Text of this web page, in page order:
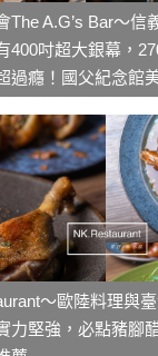
The A.G’s Bar～信
400吋超大銀幕，
過癮！國父紀念館
～歐陸料理與
力堅強，必點豬腳